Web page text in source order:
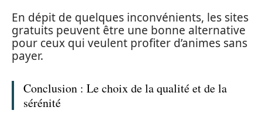
En dépit de quelques inconvénients, les sites
gratuits peuvent être une bonne alternative
pour ceux qui veulent profiter d’animes sans
payer.
Conclusion : Le choix de la qualité et de la
sérénité